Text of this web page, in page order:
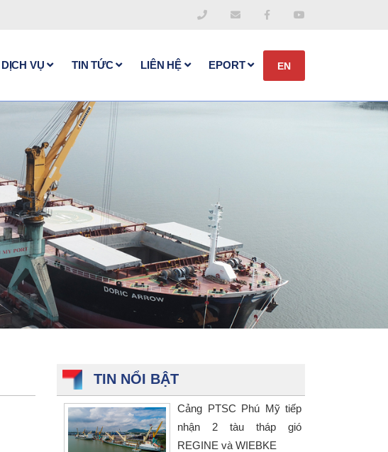
DỊCH VỤ TIN TỨC LIÊN HỆ EPORT EN
TIN NỔI BẬT
Cảng PTSC Phú Mỹ tiếp
nhận 2 tàu tháp gió
REGINE và WIEBKE